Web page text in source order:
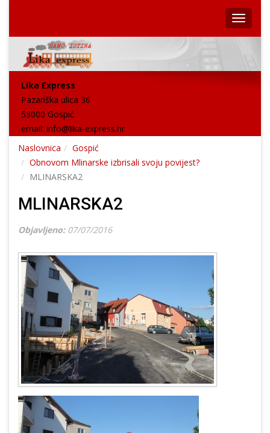
Lika Express
Pazariška ulica 36
53000 Gospić
email: info@lika-express.hr
Naslovnica
Gospić
Obnovom Mlinarske izbrisali svoju povijest?
MLINARSKA2
MLINARSKA2
Objavljeno: 07/07/2016